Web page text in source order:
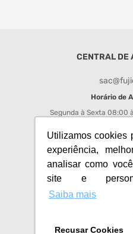
Utilizamos cookies
experiência,
analisar como
site e
Saiba mais
Recusar Cookies
CENTRAL DE
Horário de
Segunda à Sexta 08:00
REDES
Acompanhe todas as
Fujioka Eletro Imagem